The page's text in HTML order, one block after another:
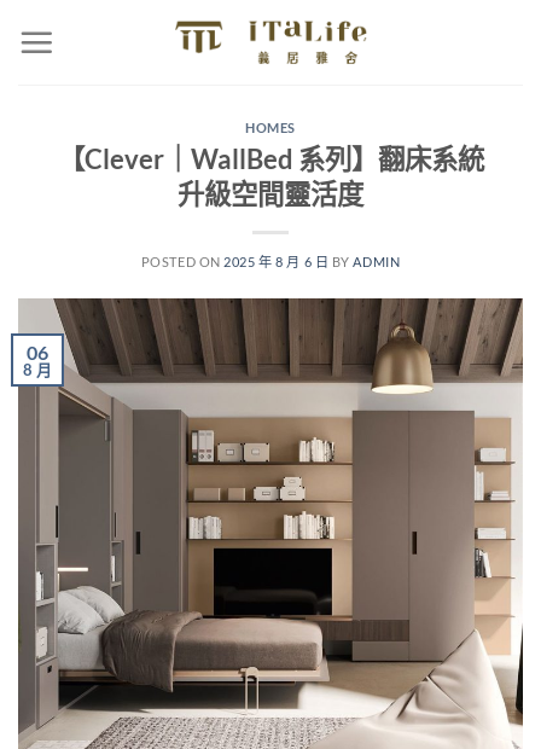
HOMES
【Clever｜WallBed 系列】翻床系統
升級空間靈活度
POSTED ON 2025 年 8 月 6 日 BY ADMIN
06
8 月